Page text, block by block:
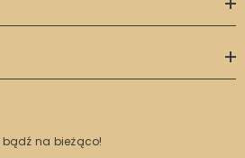
bądź na bieżąco!